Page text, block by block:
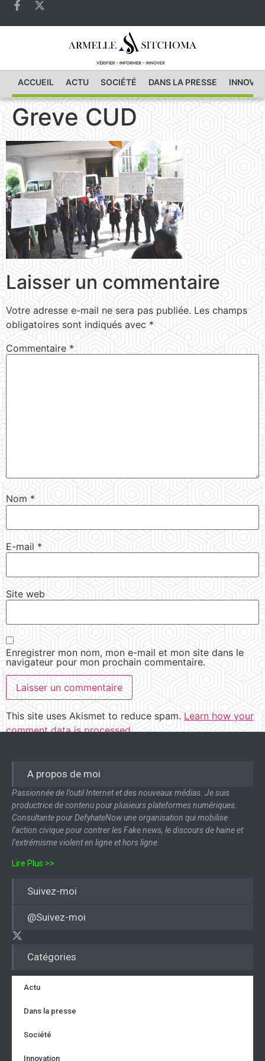
ACCUEIL ACTU SOCIÉTÉ DANS LA PRESSE
Greve CUD
Laisser un commentaire
Votre adresse e-mail ne sera pas publiée. Les champs
obligatoires sont indiqués avec *
Commentaire *
Nom *
E-mail*
Site web
Enregistrer mon nom, mon e-mail et mon site dans le
navigateur pour mon prochain commentaire.
This site uses Akismet to reduce spam. Learn how your
comment data is processed.
Catégories
Actu
Dans la presse
Société
Innovation
A propos de moi
Passionnée de l’outil Internet et des nouveaux médias. Je suis
productrice de contenu pour plusieurs plateformes numériques.
Consultante pour DefyhateNow une organisation qui mobilise
l’action civique pour contrer les Fake news, le discours de haine et
l’extrémisme violent en ligne et hors ligne.
Lire Plus >>
Suivez-moi
@Suivez-moi